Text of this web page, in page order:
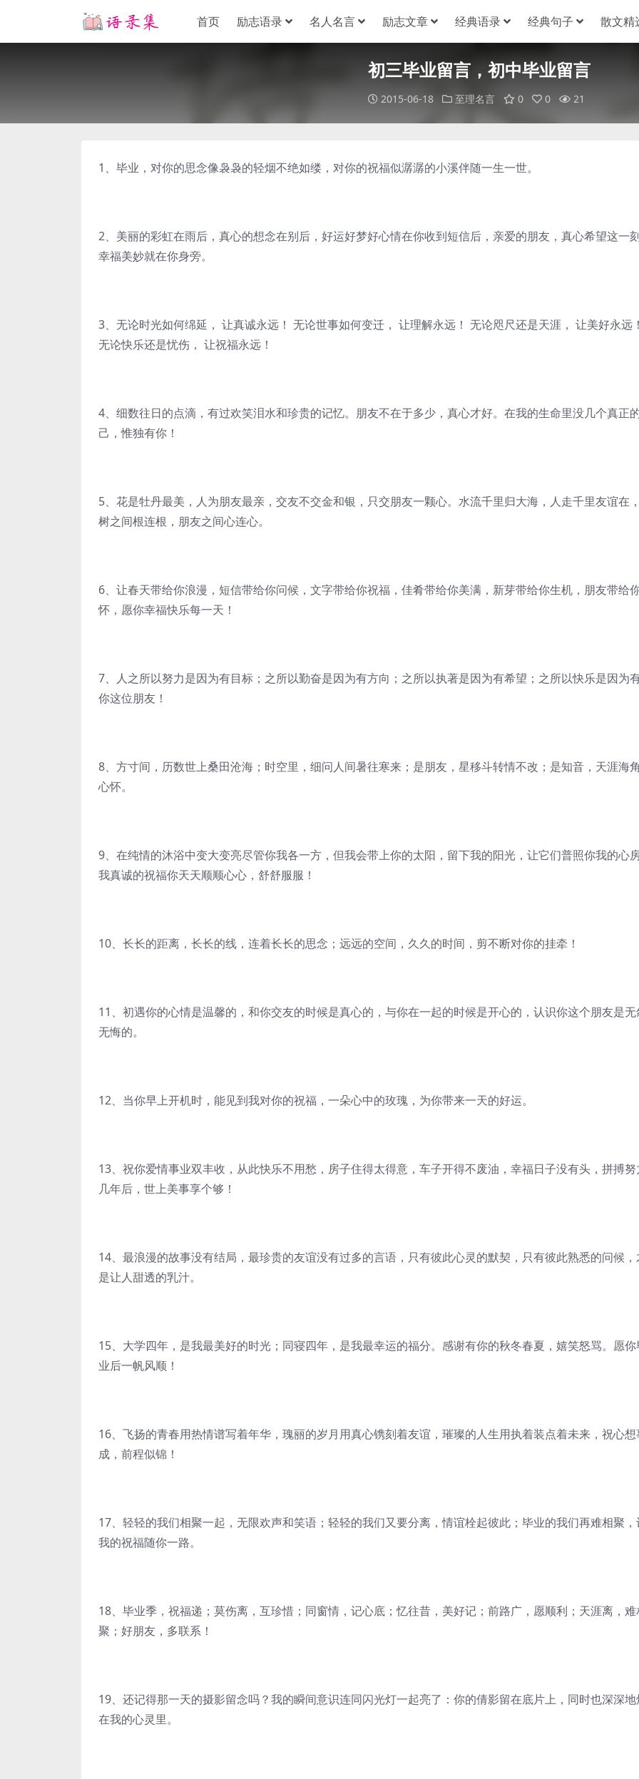
首页 励志语录 名人名言 励志文章 经典语录 经典句子 散文精
初三毕业留言，初中毕业留言
2015-06-18 至理名言 0 0 21
1、毕业，对你的思念像袅袅的轻烟不绝如缕，对你的祝福似潺潺的小溪伴随一生一世。
2、美丽的彩虹在雨后，真心的想念在别后，好运好梦好心情在你收到短信后，亲爱的朋友，真心希望这一
幸福美妙就在你身旁。
3、无论时光如何绵延， 让真诚永远！ 无论世事如何变迁， 让理解永远！ 无论咫尺还是天涯， 让美好永远
无论快乐还是忧伤， 让祝福永远！
4、细数往日的点滴，有过欢笑泪水和珍贵的记忆。朋友不在于多少，真心才好。在我的生命里没几个真正
己，惟独有你！
5、花是牡丹最美，人为朋友最亲，交友不交金和银，只交朋友一颗心。水流千里归大海，人走千里友谊在
树之间根连根，朋友之间心连心。
6、让春天带给你浪漫，短信带给你问候，文字带给你祝福，佳肴带给你美满，新芽带给你生机，朋友带给
怀，愿你幸福快乐每一天！
7、人之所以努力是因为有目标；之所以勤奋是因为有方向；之所以执著是因为有希望；之所以快乐是因为
你这位朋友！
8、方寸间，历数世上桑田沧海；时空里，细问人间暑往寒来；是朋友，星移斗转情不改；是知音，天涯海
心怀。
9、在纯情的沐浴中变大变亮尽管你我各一方，但我会带上你的太阳，留下我的阳光，让它们普照你我的心
我真诚的祝福你天天顺顺心心，舒舒服服！
10、长长的距离，长长的线，连着长长的思念；远远的空间，久久的时间，剪不断对你的挂牵！
11、初遇你的心情是温馨的，和你交友的时候是真心的，与你在一起的时候是开心的，认识你这个朋友是无
无悔的。
12、当你早上开机时，能见到我对你的祝福，一朵心中的玫瑰，为你带来一天的好运。
13、祝你爱情事业双丰收，从此快乐不用愁，房子住得太得意，车子开得不废油，幸福日子没有头，拼搏努
几年后，世上美事享个够！
14、最浪漫的故事没有结局，最珍贵的友谊没有过多的言语，只有彼此心灵的默契，只有彼此熟悉的问候，
是让人甜透的乳汁。
15、大学四年，是我最美好的时光；同寝四年，是我最幸运的福分。感谢有你的秋冬春夏，嬉笑怒骂。愿你
业后一帆风顺！
16、飞扬的青春用热情谱写着年华，瑰丽的岁月用真心镌刻着友谊，璀璨的人生用执着装点着未来，祝心想
成，前程似锦！
17、轻轻的我们相聚一起，无限欢声和笑语；轻轻的我们又要分离，情谊栓起彼此；毕业的我们再难相聚，
我的祝福随你一路。
18、毕业季，祝福递；莫伤离，互珍惜；同窗情，记心底；忆往昔，美好记；前路广，愿顺利；天涯离，难
聚；好朋友，多联系！
19、还记得那一天的摄影留念吗？我的瞬间意识连同闪光灯一起亮了：你的倩影留在底片上，同时也深深地
在我的心灵里。